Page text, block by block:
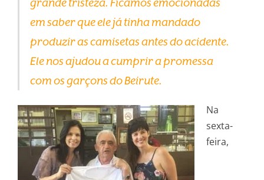
em saber que ele já tinha mandado
produzir as camisetas antes do acidente.
Ele nos ajudou a cumprir a promessa
com os garçons do Beirute.
Na
sexta-
feira,